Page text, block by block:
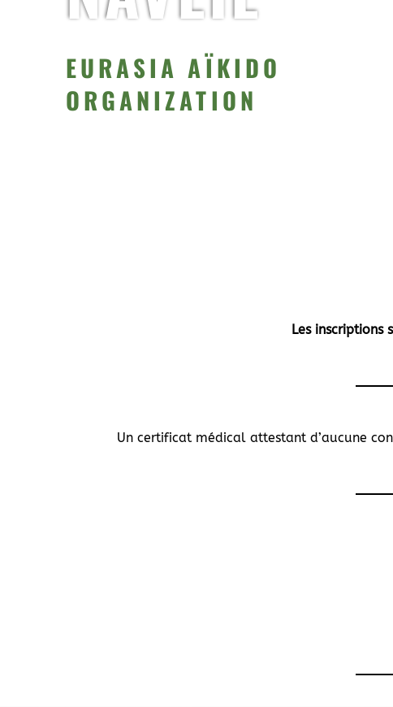
EURASIA AÏKIDO
ORGANIZATION
Les inscriptions
Un certificat médical attestant d’aucune